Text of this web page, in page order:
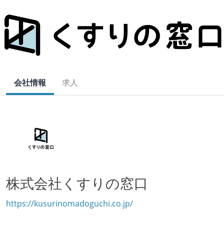
会社情報 求人
株式会社くすりの窓口
https://kusurinomadoguchi.co.jp/